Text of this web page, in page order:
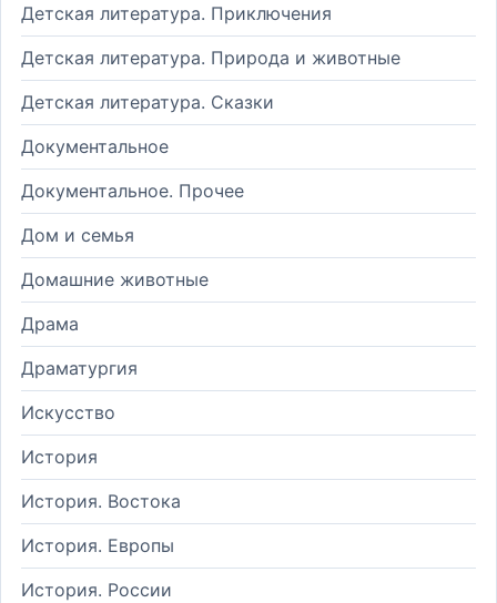
Детская литература. Приключения
Детская литература. Природа и животные
Детская литература. Сказки
Документальное
Документальное. Прочее
Дом и семья
Домашние животные
Драма
Драматургия
Искусство
История
История. Востока
История. Европы
История. России